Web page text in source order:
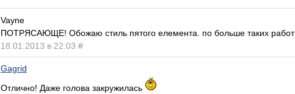
Vayne
ПОТРЯСАЮЩЕ! Обожаю стиль пятого елемента. по больше таких работ
18.01.2013 в 22:03 #
Gagrid
Отлично! Даже голова закружилась